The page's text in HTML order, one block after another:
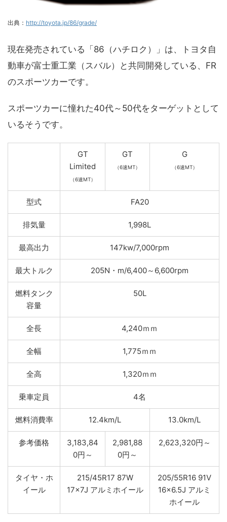
出典： http://toyota.jp/86/grade/
現在発売されている「86（ハチロク）」は、トヨタ自
動車が富士重工業（スバル）と共同開発している、FR
のスポーツカーです。
スポーツカーに憧れた40代～50代をターゲットとして
いるそうです。
GT
Limited
（6速MT）
GT
（6速MT）
G
（6速MT）
型式 FA20
排気量 1,998L
最高出力 147kw/7,000rpm
最大トルク 205N・m/6,400～6,600rpm
燃料タンク
容量
50L
全長 4,240ｍｍ
全幅 1,775ｍｍ
全高 1,320ｍｍ
乗車定員 4名
燃料消費率 12.4km/L 13.0km/L
参考価格
3,183,84
0円～
2,981,88
0円～
2,623,320円～
タイヤ・ホ
イール
215/45R17 87W
17×7J アルミホイール
205/55R16 91V
16×6.5J アルミ
ホイール